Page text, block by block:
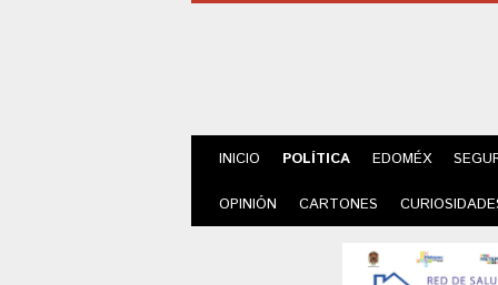
INICIO POLÍTICA EDOMÉX
OPINIÓN CARTONES